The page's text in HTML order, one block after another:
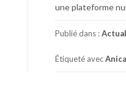
une plateforme
Publié dans :
Étiqueté avec